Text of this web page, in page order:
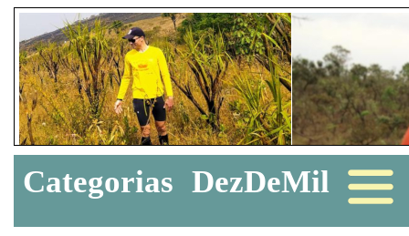
Categorias DezDeMil